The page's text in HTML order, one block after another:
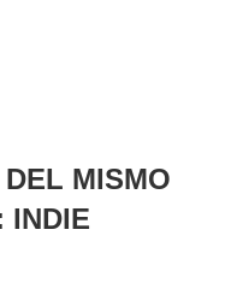
DEL MISMO
INDIE